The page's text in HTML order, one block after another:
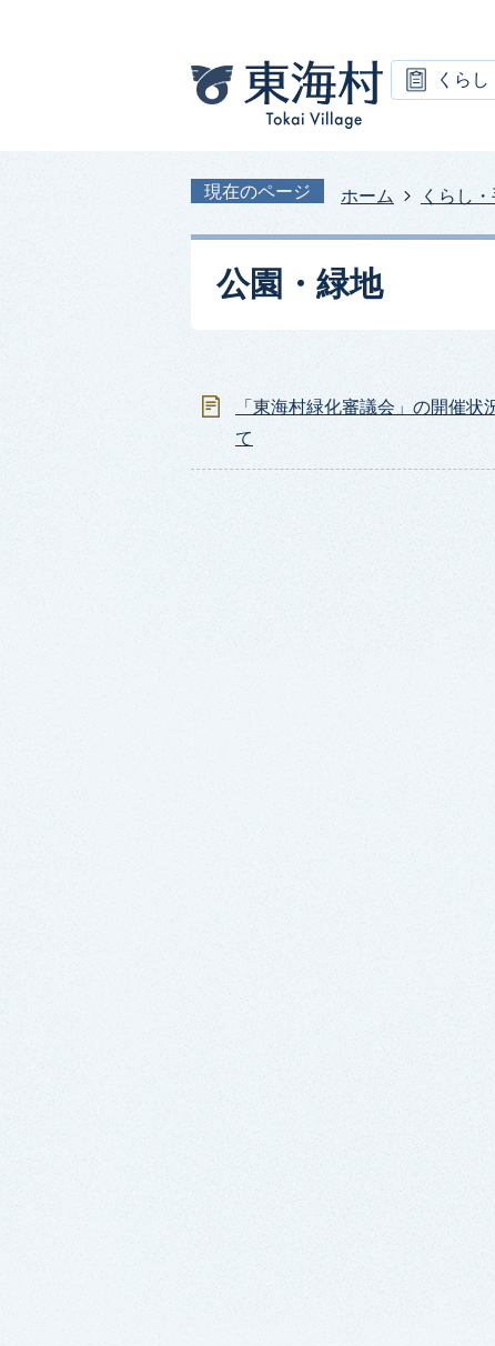
くらし
現在のページ ホーム くらし
公園・緑地
「東海村緑化審議会」の開催状
て